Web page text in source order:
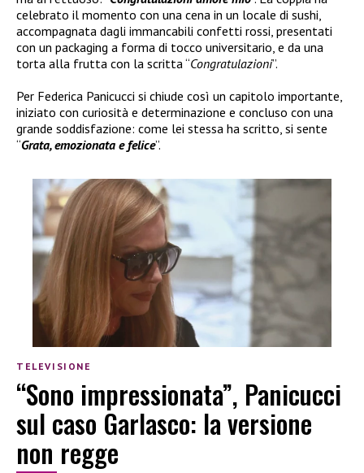
celebrato il momento con una cena in un locale di sushi,
accompagnata dagli immancabili confetti rossi, presentati
con un packaging a forma di tocco universitario, e da una
torta alla frutta con la scritta “Congratulazioni”.
Per Federica Panicucci si chiude così un capitolo importante,
iniziato con curiosità e determinazione e concluso con una
grande soddisfazione: come lei stessa ha scritto, si sente
“Grata, emozionata e felice”.
TELEVISIONE
“Sono impressionata”, Panicucci
sul caso Garlasco: la versione
non regge